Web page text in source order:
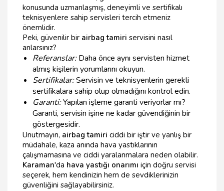
konusunda uzmanlaşmış, deneyimli ve sertifikalı
teknisyenlere sahip servisleri tercih etmeniz
önemlidir.
Peki, güvenilir bir airbag tamiri servisini nasıl
anlarsınız?
Referanslar:Daha önce aynı servisten hizmet
almış kişilerin yorumlarını okuyun.
Sertifikalar:Servisin ve teknisyenlerin gerekli
sertifikalara sahip olup olmadığını kontrol edin.
Garanti:Yapılan işleme garanti veriyorlar mı?
Garanti, servisin işine ne kadar güvendiğinin bir
göstergesidir.
Unutmayın, airbag tamiri ciddi bir iştir ve yanlış bir
müdahale, kaza anında hava yastıklarının
çalışmamasına ve ciddi yaralanmalara neden olabilir.
Karaman'da hava yastığı onarımı için doğru servisi
seçerek, hem kendinizin hem de sevdiklerinizin
güvenliğini sağlayabilirsiniz.